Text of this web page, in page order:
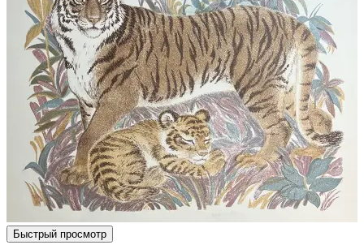
Быстрый просмотр